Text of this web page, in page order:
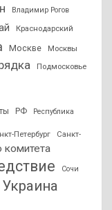
Владимир Рогов
Краснодарский
Москве Москвы
Подмосковье
РФ Республика
Петербург
Санкт-
комитета
Сочи
Украина